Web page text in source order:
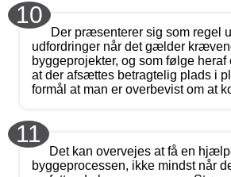
10
Der præsenterer sig som regel
udfordringer når det gælder
byggeprojekter, og som følge heraf
at der afsættes betragtelig plads i
formål at man er overbevist om at
11
Det kan overvejes at få en
byggeprocessen, ikke mindst når